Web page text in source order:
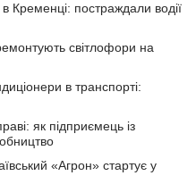
Кременці: постраждали водії
світлофори на
в транспорті:
як підприємець із
«Агрон» стартує у